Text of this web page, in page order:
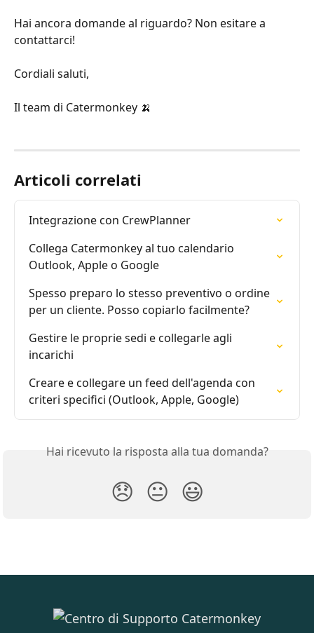
Hai ancora domande al riguardo? Non esitare a
contattarci!
Cordiali saluti,
Il team di Catermonkey 🍌
Articoli correlati
Integrazione con CrewPlanner
Collega Catermonkey al tuo calendario
Outlook, Apple o Google
Spesso preparo lo stesso preventivo o ordine
per un cliente. Posso copiarlo facilmente?
Gestire le proprie sedi e collegarle agli
incarichi
Creare e collegare un feed dell'agenda con
criteri specifici (Outlook, Apple, Google)
Hai ricevuto la risposta alla tua domanda?
😞 😐 😃